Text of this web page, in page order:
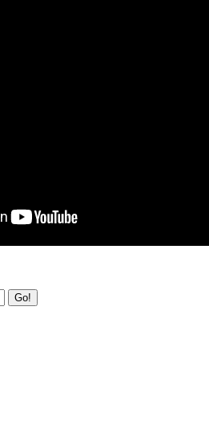
Go!